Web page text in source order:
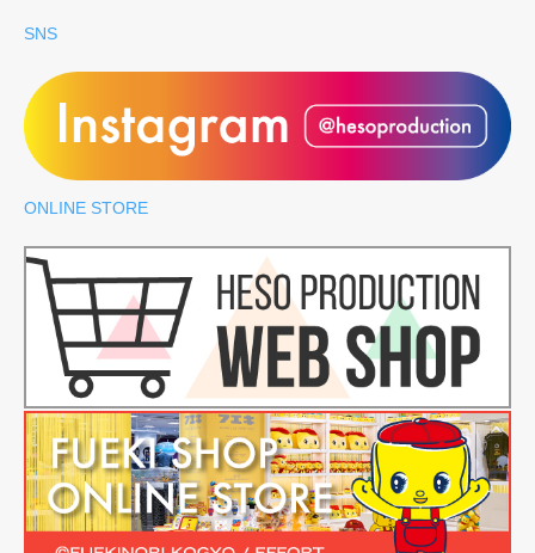
SNS
ONLINE STORE